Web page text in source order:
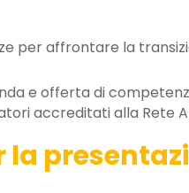
per affrontare la
e offerta di
accreditati alla Rete